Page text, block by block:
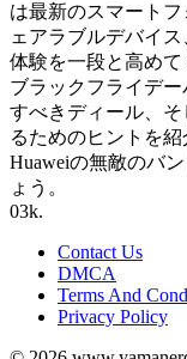
は最新のスマート
ェアラブルデバイ
体験を一段と高め
ブラックフライデ
すべきディール、
るためのヒントを
Huaweiの無敵のバ
ょう。
03k.
Contact Us
DMCA
Terms And
Privacy Policy